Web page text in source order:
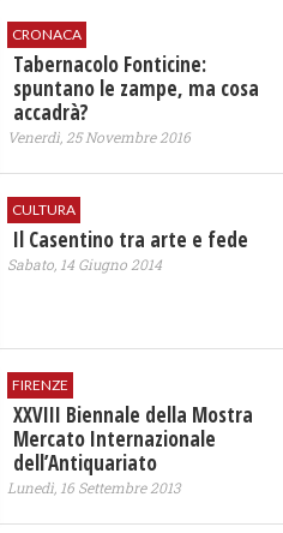
CRONACA
Tabernacolo Fonticine:
spuntano le zampe, ma cosa
accadrà?
Venerdì, 25 Novembre 2016
CULTURA
Il Casentino tra arte e fede
Sabato, 14 Giugno 2014
FIRENZE
XXVIII Biennale della Mostra
Mercato Internazionale
dell’Antiquariato
Lunedì, 16 Settembre 2013